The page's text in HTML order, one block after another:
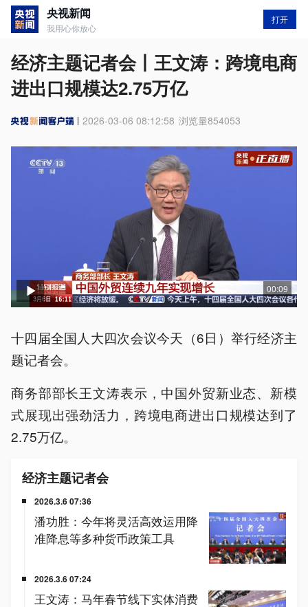
央视新闻
我用心你放心
打开
经济主题记者会丨王文涛：跨境电商
进出口规模达2.75万亿
2026-03-06 08:12:58 浏览量854053
00:09
十四届全国人大四次会议今天（6日）举行经济主
题记者会。
商务部部长王文涛表示，中国外贸新业态、新模
式展现出强劲活力，跨境电商进出口规模达到了
2.75万亿。